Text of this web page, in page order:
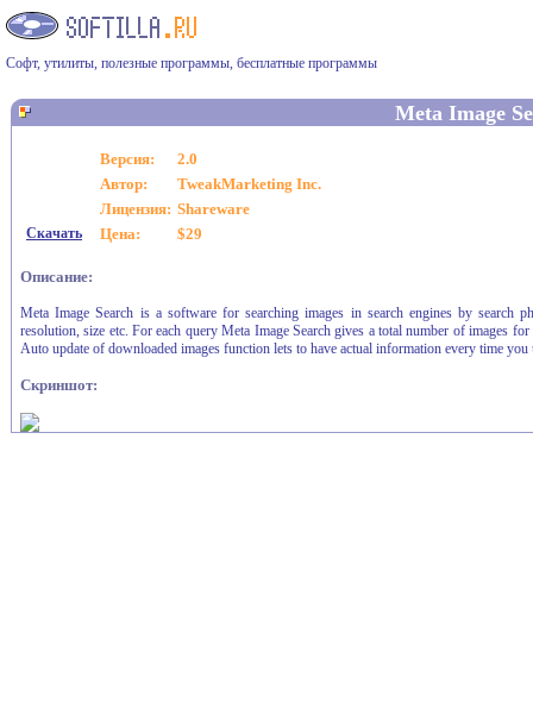
Софт, утилиты, полезные программы, бесплатные программы
Meta Image
Версия:
2.0
Автор:
TweakMarketing Inc.
Лицензия: Shareware
Скачать Цена: $29
Описание:
Meta Image Search is a software for searching images in search engines by search
resolution, size etc. For each query Meta Image Search gives a total number of images
Auto update of downloaded images function lets to have actual information every time
Скриншот: